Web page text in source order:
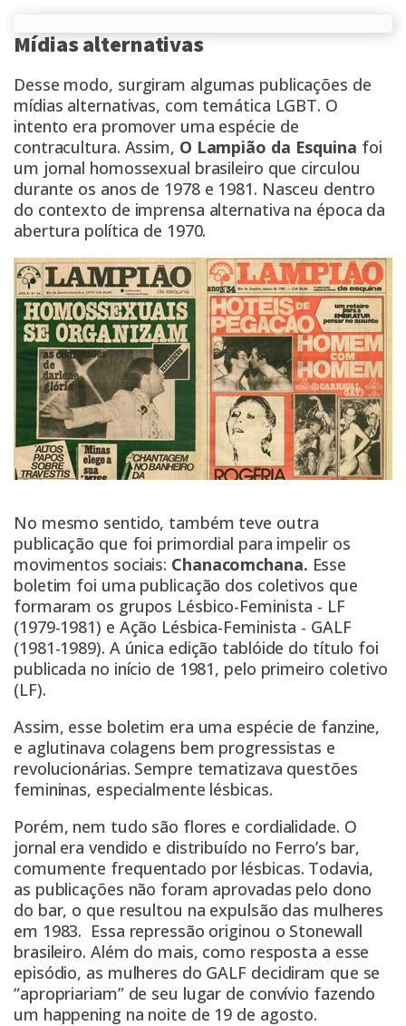
Mídias alternativas
Desse modo, surgiram algumas publicações de
mídias alternativas, com temática LGBT. O
intento era promover uma espécie de
contracultura. Assim, O Lampião da Esquina foi
um jornal homossexual brasileiro que circulou
durante os anos de 1978 e 1981. Nasceu dentro
do contexto de imprensa alternativa na época da
abertura política de 1970.
No mesmo sentido, também teve outra
publicação que foi primordial para impelir os
movimentos sociais: Chanacomchana. Esse
boletim foi uma publicação dos coletivos que
formaram os grupos Lésbico-Feminista - LF
(1979-1981) e Ação Lésbica-Feminista - GALF
(1981-1989). A única edição tablóide do título foi
publicada no início de 1981, pelo primeiro coletivo
(LF).
Assim, esse boletim era uma espécie de fanzine,
e aglutinava colagens bem progressistas e
revolucionárias. Sempre tematizava questões
femininas, especialmente lésbicas.
Porém, nem tudo são flores e cordialidade. O
jornal era vendido e distribuído no Ferro’s bar,
comumente frequentado por lésbicas. Todavia,
as publicações não foram aprovadas pelo dono
do bar, o que resultou na expulsão das mulheres
em 1983. Essa repressão originou o Stonewall
brasileiro. Além do mais, como resposta a esse
episódio, as mulheres do GALF decidiram que se
“apropriariam” de seu lugar de convívio fazendo
um happening na noite de 19 de agosto.